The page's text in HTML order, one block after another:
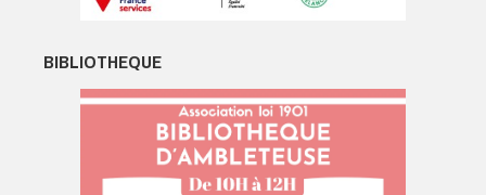
BIBLIOTHEQUE